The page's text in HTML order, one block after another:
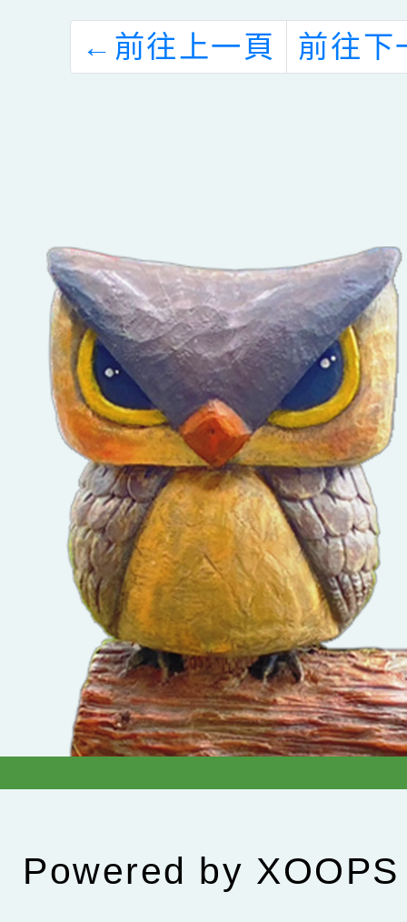
← 前往上一頁 前往下
Powered by XOOPS